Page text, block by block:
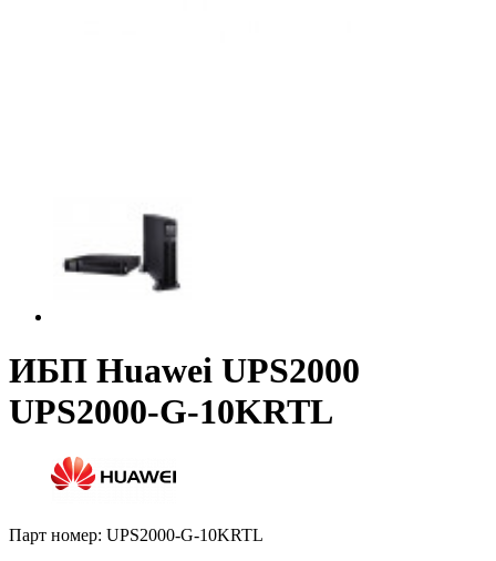
ИБП Huawei UPS2000
UPS2000-G-10KRTL
Парт номер: UPS2000-G-10KRTL